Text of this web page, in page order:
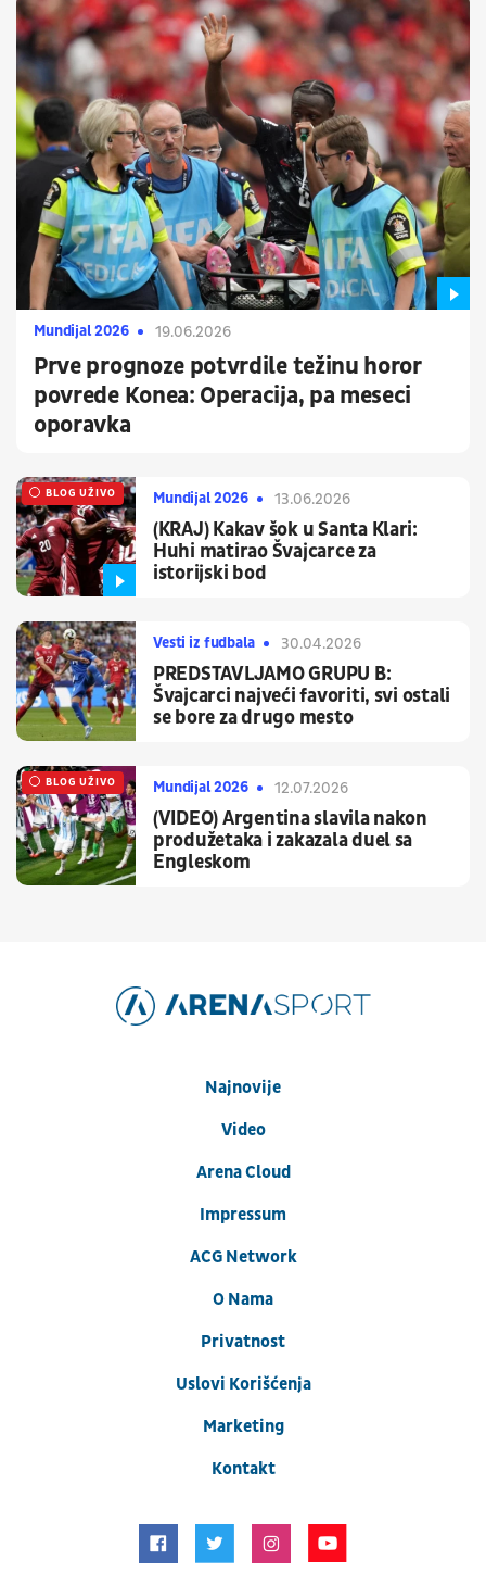
Mundijal 2026 19.06.2026
Prve prognoze potvrdile težinu horor
povrede Konea: Operacija, pa meseci
oporavka
Mundijal 2026 13.06.2026
(KRAJ) Kakav šok u Santa Klari:
Huhi matirao Švajcarce za
istorijski bod
UŽIVO
BLOG UŽIVO
Vesti iz fudbala 30.04.2026
PREDSTAVLJAMO GRUPU B:
Švajcarci najveći favoriti, svi ostali
se bore za drugo mesto
Mundijal 2026 12.07.2026
(VIDEO) Argentina slavila nakon
produžetaka i zakazala duel sa
Engleskom
UŽIVO
BLOG UŽIVO
Najnovije
Video
Arena Cloud
Impressum
ACG Network
O Nama
Privatnost
Uslovi Korišćenja
Marketing
Kontakt